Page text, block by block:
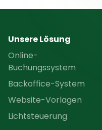
Unsere Lösung
Online-
Buchungssystem
Backoffice-System
Website-Vorlagen
Lichtsteuerung